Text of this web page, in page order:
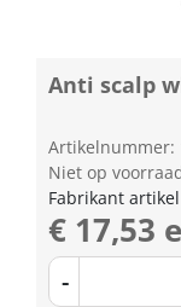
Anti scalp
Artikelnummer:
Niet op
Fabrikant
€ 17,53
-